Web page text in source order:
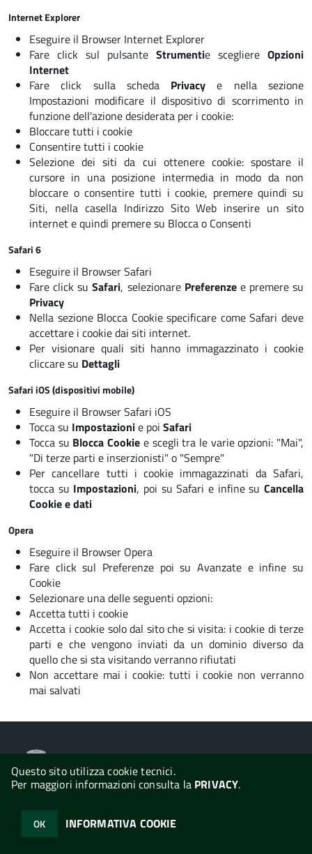
Questo sito utilizza cookie tecnici.
Per maggiori informazioni consulta la PRIVACY.
OK INFORMATIVA COOKIE
Internet Explorer
Eseguire il Browser Internet Explorer
Fare click sul pulsante Strumentie scegliere Opzioni
Internet
Fare click sulla scheda Privacy e nella sezione
Impostazioni modificare il dispositivo di scorrimento in
funzione dell'azione desiderata per i cookie:
Bloccare tutti i cookie
Consentire tutti i cookie
Selezione dei siti da cui ottenere cookie: spostare il
cursore in una posizione intermedia in modo da non
bloccare o consentire tutti i cookie, premere quindi su
Siti, nella casella Indirizzo Sito Web inserire un sito
internet e quindi premere su Blocca o Consenti
Safari 6
Eseguire il Browser Safari
Fare click suSafari, selezionare Preferenzee premere su
Privacy
Nella sezione Blocca Cookie specificare come Safari deve
accettare i cookie dai siti internet.
Per visionare quali siti hanno immagazzinato i cookie
cliccare su Dettagli
Safari iOS (dispositivi mobile)
Eseguire il Browser Safari iOS
Tocca su Impostazionie poi Safari
Tocca su Blocca Cookie e scegli tra le varie opzioni: "Mai",
"Di terze parti e inserzionisti" o "Sempre"
Per cancellare tutti i cookie immagazzinati da Safari,
tocca su Impostazioni, poi suSafari e infine suCancella
Cookie e dati
Opera
Eseguire il Browser Opera
Fare click sul Preferenze poi su Avanzate e infine su
Cookie
Selezionare una delle seguenti opzioni:
Accetta tutti i cookie
Accetta i cookie solo dal sito che si visita: i cookie di terze
parti e che vengono inviati da un dominio diverso da
quello che si sta visitando verranno rifiutati
Non accettare mai i cookie: tutti i cookie non verranno
mai salvati
Comune di Tula